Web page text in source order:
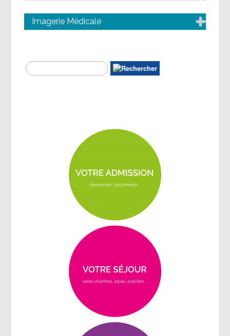
Imagerie Médicale